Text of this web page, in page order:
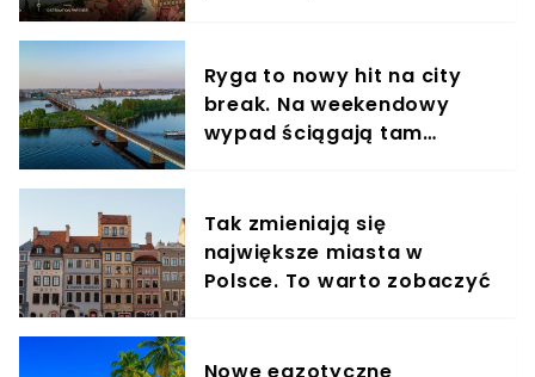
Ryga to nowy hit na city
break. Na weekendowy
wypad ściągają tam
Tak zmieniają się
największe miasta w
Polsce. To warto zobaczyć